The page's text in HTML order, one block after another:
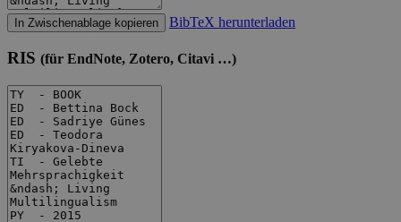
In Zwischenablage kopieren BibTeX herunterladen
RIS (für EndNote, Zotero, Citavi …)